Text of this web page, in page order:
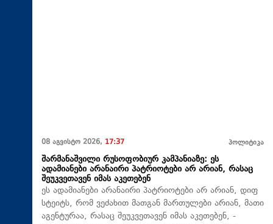
08 აგვისტო 2026, 17:37 პოლიტიკა
შარმანაშვილი რუსოფობიურ კამპანიაზე: ეს
ადამიანები არანაირი პატრიოტები არ არიან, რასაც
შეუკვეთავენ იმას აკეთებენ
ეს ადამიანები არანაირი პატრიოტები არ არიან, დიფ
სტეიტს, რომ ვეძახით მათგან მართულები არიან, მათი
აგენტურაა, რასაც შეუკვეთავენ იმას აკეთებენ, -